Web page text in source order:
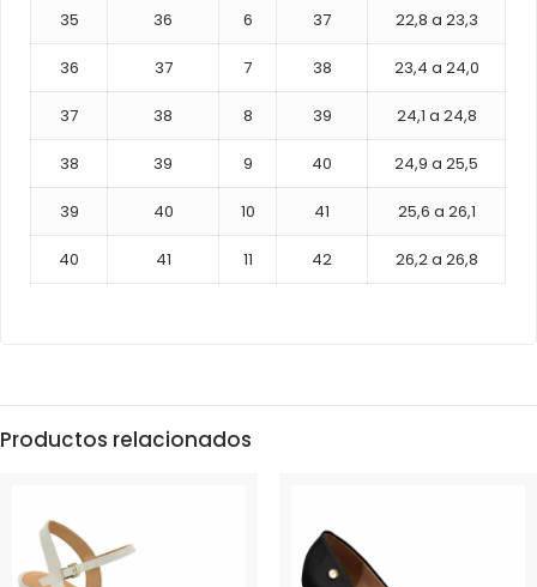
35 36 6 37 22,8 a 23,3
36 37 7 38 23,4 a 24,0
37 38 8 39 24,1 a 24,8
38 39 9 40 24,9 a 25,5
39 40 10 41 25,6 a 26,1
40 41 11 42 26,2 a 26,8
Productos relacionados